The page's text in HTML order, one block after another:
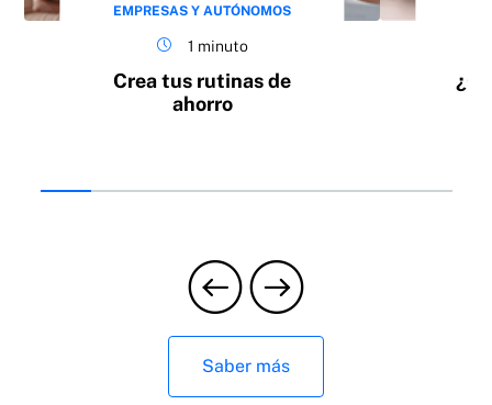
EMPRESAS Y AUTÓNOMOS
1 minuto
Crea tus rutinas de
ahorro
Saber más